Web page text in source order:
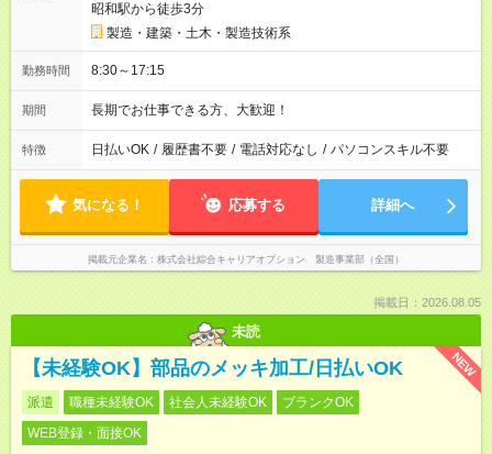
昭和駅から徒歩3分
製造・建築・土木・製造技術系
勤務時間 8:30～17:15
期間 長期でお仕事できる方、大歓迎！
特徴 日払いOK / 履歴書不要 / 電話対応なし / パソコンスキル不要
気になる！ 応募する 詳細へ
掲載元企業名 株式会社綜合キャリアオプション 製造事業部（全国）
掲載日：2026.08.05
未読
NEW
【未経験OK】部品のメッキ加工/日払いOK
派遣 職種未経験OK 社会人未経験OK
ブランクOK
WEB登録・面接OK